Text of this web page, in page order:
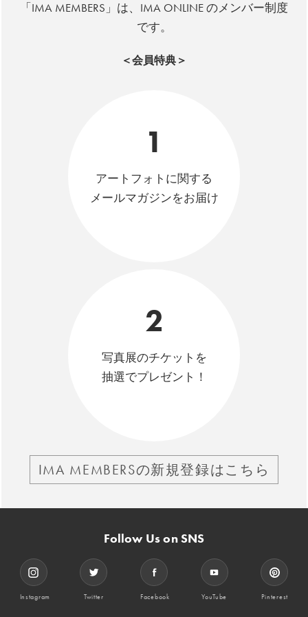
「IMA MEMBERS」は、IMA ONLINE のメンバー制度
です。
＜会員特典＞
1
アートフォトに関する
メールマガジンをお届け
2
写真展のチケットを
抽選でプレゼント！
IMA MEMBERSの新規登録はこちら
Follow Us on SNS
Instagram Twitter Facebook YouTube Pinterest